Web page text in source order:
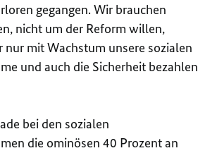
gegangen. Wir brauchen
nicht um der Reform willen,
mit Wachstum unsere sozialen
und auch die Sicherheit bezahlen
bei den sozialen
die ominösen 40 Prozent an